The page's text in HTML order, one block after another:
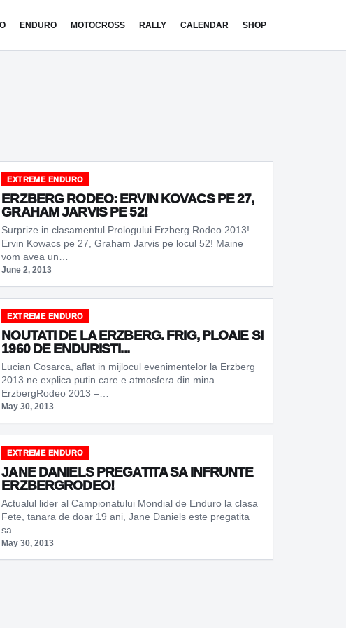
ENDURO MOTOCROSS RALLY CALENDAR SHOP
EXTREME ENDURO
ERZBERG RODEO: ERVIN KOVACS PE 27,
GRAHAM JARVIS PE 52!
Surprize in clasamentul Prologului Erzberg Rodeo 2013!
Ervin Kowacs pe 27, Graham Jarvis pe locul 52! Maine
vom avea un…
June 2, 2013
EXTREME ENDURO
NOUTATI DE LA ERZBERG. FRIG, PLOAIE SI
1960 DE ENDURISTI...
Lucian Cosarca, aflat in mijlocul evenimentelor la Erzberg
2013 ne explica putin care e atmosfera din mina.
ErzbergRodeo 2013 –…
May 30, 2013
EXTREME ENDURO
JANE DANIELS PREGATITA SA INFRUNTE
ERZBERGRODEO!
Actualul lider al Campionatului Mondial de Enduro la clasa
Fete, tanara de doar 19 ani, Jane Daniels este pregatita
sa…
May 30, 2013